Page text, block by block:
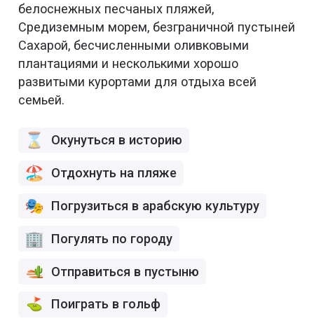
белоснежных песчаных пляжей,
Средиземным морем, безграничной пустыней
Сахарой, бесчисленными оливковыми
плантациями и несколькими хорошо
развитыми курортами для отдыха всей
семьей.
Окунуться в историю
Отдохнуть на пляже
Погрузиться в арабскую культуру
Погулять по городу
Отправиться в пустыню
Поиграть в гольф